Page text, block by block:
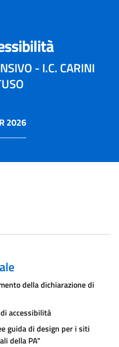
- I.C. CARINI
2026
della dichiarazione di
accessibilità
guida di design per i siti
della PA"